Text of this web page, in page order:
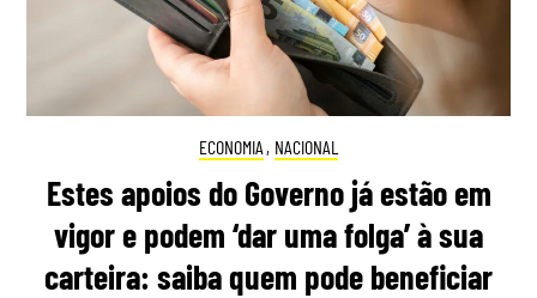
ECONOMIA , NACIONAL
Estes apoios do Governo já estão em
vigor e podem ‘dar uma folga’ à sua
carteira: saiba quem pode beneficiar